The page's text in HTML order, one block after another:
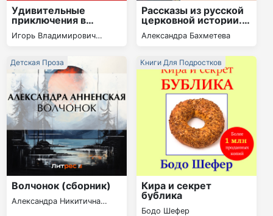
Удивительные
приключения в
стране Экономика
Игорь Владимирович
Рассказы из русской
церковной истории.
(часть вторая)
Александра Бахметева
Волчонок (сборник)
Александра Никитична
Детская Проза
Кира и секрет
бублика
Бодо Шефер
Книги Для Подростков